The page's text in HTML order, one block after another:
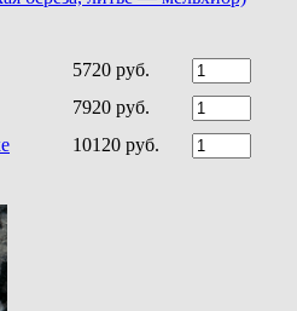
5720 руб.
7920 руб.
10120 руб.